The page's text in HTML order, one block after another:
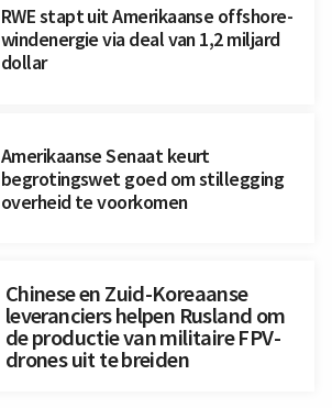
RWE stapt uit Amerikaanse offshore-
windenergie via deal van 1,2 miljard
dollar
Amerikaanse Senaat keurt
begrotingswet goed om stillegging
overheid te voorkomen
Chinese en Zuid-Koreaanse
leveranciers helpen Rusland om
de productie van militaire FPV-
drones uit te breiden